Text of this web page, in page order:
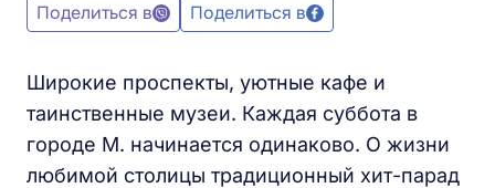
Поделиться в
Поделиться в
Широкие проспекты, уютные кафе и
таинственные музеи. Каждая суббота в
городе М. начинается одинаково. О жизни
любимой столицы традиционный хит-парад